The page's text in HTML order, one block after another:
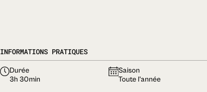
INFORMATIONS PRATIQUES
Durée
3h 30min
Saison
Toute l'année